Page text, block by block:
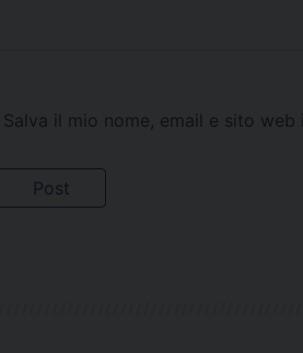
Salva il mio nome, email e sito